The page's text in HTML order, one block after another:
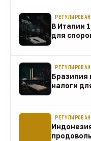
В Италии
для
Бразилия
налоги